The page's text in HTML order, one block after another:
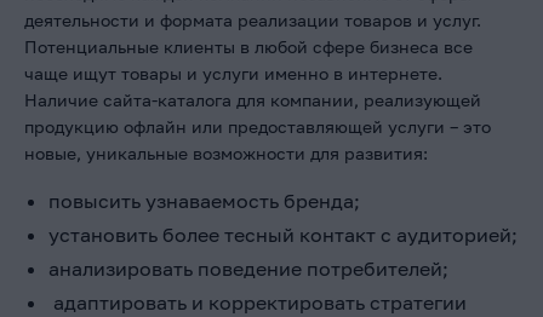
деятельности и формата реализации товаров и услуг.
Потенциальные клиенты в любой сфере бизнеса все
чаще ищут товары и услуги именно в интернете.
Наличие сайта-каталога для компании, реализующей
продукцию офлайн или предоставляющей услуги – это
новые, уникальные возможности для развития:
повысить узнаваемость бренда;
установить более тесный контакт с аудиторией;
анализировать поведение потребителей;
адаптировать и корректировать стратегии